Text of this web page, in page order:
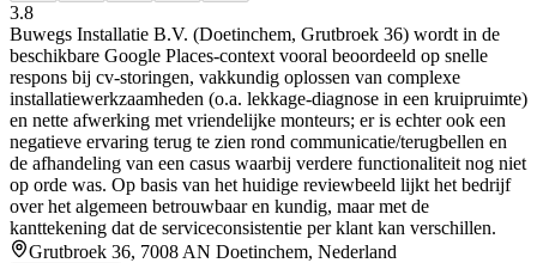
3.8
Buwegs Installatie B.V. (Doetinchem, Grutbroek 36) wordt in de
beschikbare Google Places-context vooral beoordeeld op snelle
respons bij cv-storingen, vakkundig oplossen van complexe
installatiewerkzaamheden (o.a. lekkage-diagnose in een kruipruimte)
en nette afwerking met vriendelijke monteurs; er is echter ook een
negatieve ervaring terug te zien rond communicatie/terugbellen en
de afhandeling van een casus waarbij verdere functionaliteit nog niet
op orde was. Op basis van het huidige reviewbeeld lijkt het bedrijf
over het algemeen betrouwbaar en kundig, maar met de
kanttekening dat de serviceconsistentie per klant kan verschillen.
Grutbroek 36, 7008 AN Doetinchem, Nederland